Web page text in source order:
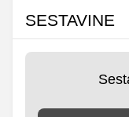
SESTAVINE